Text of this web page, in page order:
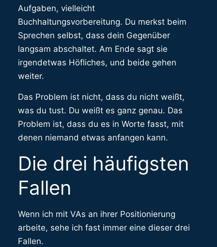
Aufgaben, vielleicht
Buchhaltungsvorbereitung. Du merkst beim
Sprechen selbst, dass dein Gegenüber
langsam abschaltet. Am Ende sagt sie
irgendetwas Höfliches, und beide gehen
weiter.
Das Problem ist nicht, dass du nicht weißt,
was du tust. Du weißt es ganz genau. Das
Problem ist, dass du es in Worte fasst, mit
denen niemand etwas anfangen kann.
Die drei häufigsten
Fallen
Wenn ich mit VAs an ihrer Positionierung
arbeite, sehe ich fast immer eine dieser drei
Fallen.